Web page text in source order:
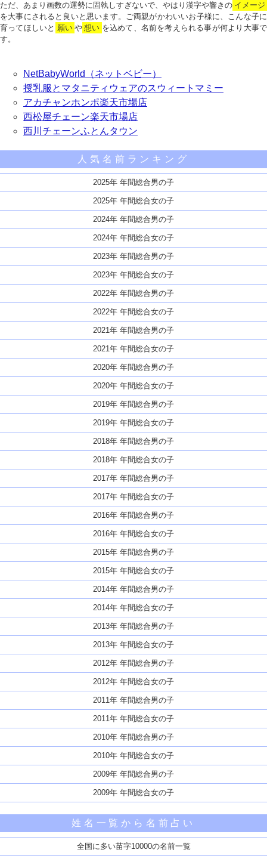
ただ、あまり画数の運勢に固執しすぎないで、やはり漢字や響きの イメージ
を大事にされると良いと思います。ご両親がかわいいお子様に、こんな子に
育ってほしいと 願い や 想い を込めて、名前を考えられる事が何より大事で
す。
NetBabyWorld（ネットベビー）
授乳服とマタニティウェアのスウィートマミー
アカチャンホンポ楽天市場店
西松屋チェーン楽天市場店
西川チェーンふとんタウン
人気名前ランキング
2025年 年間総合男の子
2025年 年間総合女の子
2024年 年間総合男の子
2024年 年間総合女の子
2023年 年間総合男の子
2023年 年間総合女の子
2022年 年間総合男の子
2022年 年間総合女の子
2021年 年間総合男の子
2021年 年間総合女の子
2020年 年間総合男の子
2020年 年間総合女の子
2019年 年間総合男の子
2019年 年間総合女の子
2018年 年間総合男の子
2018年 年間総合女の子
2017年 年間総合男の子
2017年 年間総合女の子
2016年 年間総合男の子
2016年 年間総合女の子
2015年 年間総合男の子
2015年 年間総合女の子
2014年 年間総合男の子
2014年 年間総合女の子
2013年 年間総合男の子
2013年 年間総合女の子
2012年 年間総合男の子
2012年 年間総合女の子
2011年 年間総合男の子
2011年 年間総合女の子
2010年 年間総合男の子
2010年 年間総合女の子
2009年 年間総合男の子
2009年 年間総合女の子
姓名一覧から名前占い
全国に多い苗字10000の名前一覧